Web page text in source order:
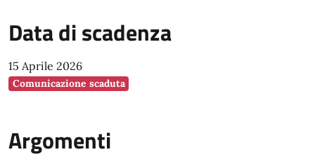
Data di scadenza
15 Aprile 2026
Comunicazione scaduta
Argomenti